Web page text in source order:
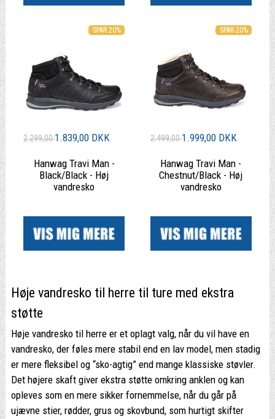
SPAR 20%
2.299,001.839,00 DKK
Hanwag Travi Man -
Black/Black - Høj
vandresko
SPAR 20%
2.499,001.999,00 DKK
Hanwag Travi Man -
Chestnut/Black - Høj
vandresko
Høje vandresko til herre til ture med ekstra
støtte
Høje vandresko til herre er et oplagt valg, når du vil have en
vandresko, der føles mere stabil end en lav model, men stadig
er mere fleksibel og “sko-agtig” end mange klassiske støvler.
Det højere skaft giver ekstra støtte omkring anklen og kan
opleves som en mere sikker fornemmelse, når du går på
ujævne stier, rødder, grus og skovbund, som hurtigt skifter